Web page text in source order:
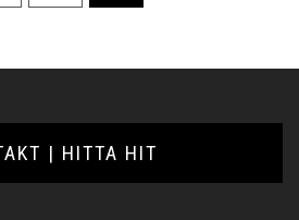
| HITTA HIT